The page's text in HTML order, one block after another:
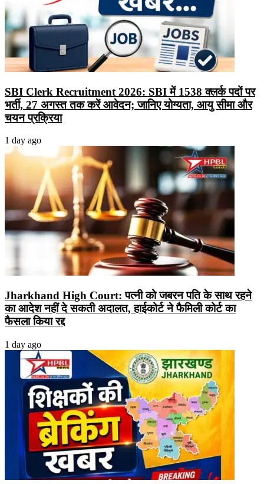
SBI Clerk Recruitment 2026: SBI में 1538 क्लर्क पदों पर
भर्ती, 27 अगस्त तक करें आवेदन; जानिए योग्यता, आयु सीमा और
चयन प्रक्रिया
1 day ago
Jharkhand High Court: पत्नी को जबरन पति के साथ रहने
का आदेश नहीं दे सकती अदालत, हाईकोर्ट ने फैमिली कोर्ट का
फैसला किया रद्द
1 day ago